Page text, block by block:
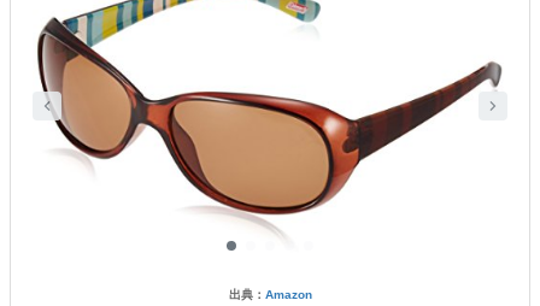
出典： Amazon